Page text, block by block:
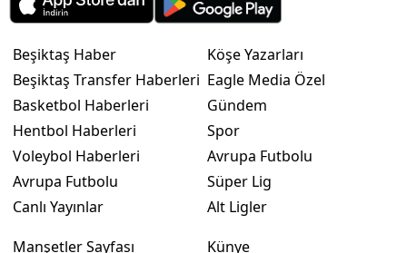
Beşiktaş Haber
Beşiktaş Transfer Haberleri
Basketbol Haberleri
Hentbol Haberleri
Voleybol Haberleri
Avrupa Futbolu
Canlı Yayınlar
Köşe Yazarları
Eagle Media Özel
Gündem
Spor
Avrupa Futbolu
Süper Lig
Alt Ligler
Manşetler Sayfası
Künye